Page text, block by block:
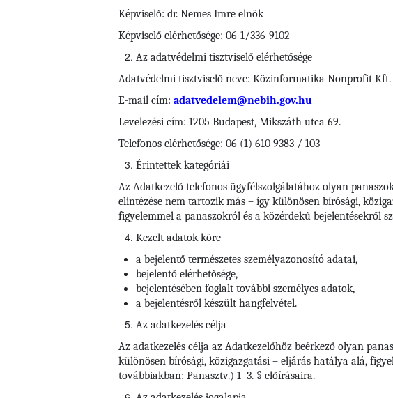
Képviselő: dr. Nemes Imre elnök
Képviselő elérhetősége: 06-1/336-9102
Az adatvédelmi tisztviselő elérhetősége
Adatvédelmi tisztviselő neve: Közinformatika Nonprofit Kft.
E-mail cím: adatvedelem@nebih.gov.hu
Levelezési cím: 1205 Budapest, Mikszáth utca 69.
Telefonos elérhetősége: 06 (1) 610 9383 / 103
Érintettek kategóriái
Az Adatkezelő telefonos ügyfélszolgálatához olyan
elintézése nem tartozik más – így különösen bírósági,
figyelemmel a panaszokról és a közérdekű bejelentésekről
Kezelt adatok köre
a bejelentő természetes személyazonosító adatai,
bejelentő elérhetősége,
bejelentésében foglalt további személyes adatok,
a bejelentésről készült hangfelvétel.
Az adatkezelés célja
Az adatkezelés célja az Adatkezelőhöz beérkező olyan
különösen bírósági, közigazgatási – eljárás hatálya alá,
továbbiakban: Panasztv.) 1–3. § előírásaira.